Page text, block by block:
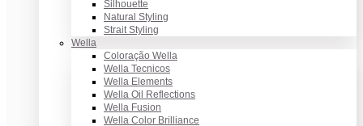
Silhouette
Natural Styling
Strait Styling
Wella
Coloração Wella
Wella Tecnicos
Wella Elements
Wella Oil Reflections
Wella Fusion
Wella Color Brilliance